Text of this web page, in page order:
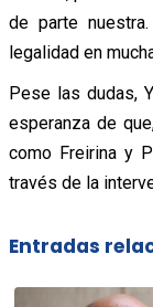
de parte
legalidad en
Pese las dudas,
esperanza de
como Freirina y
través de la
Entradas